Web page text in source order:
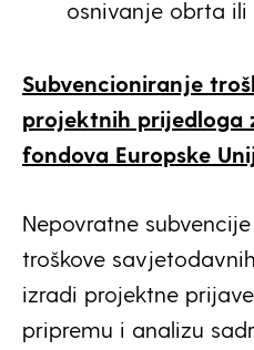
osnivanje obrta ili
Subvencioniranje
projektnih prijedloga
fondova Europske
Nepovratne
troškove
izradi projektne
pripremu i analizu